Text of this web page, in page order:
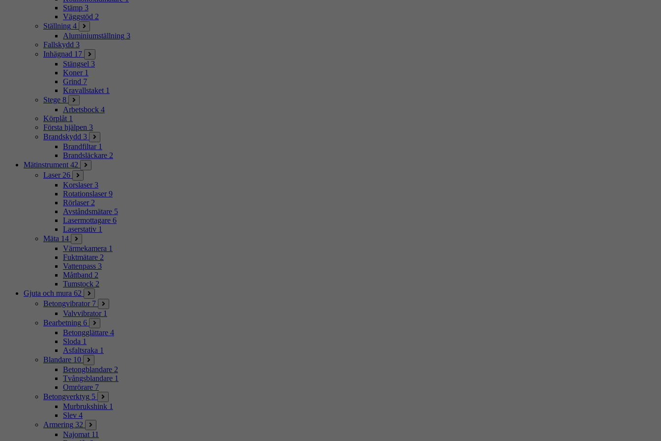
Stämp 3
Väggstöd 2
Ställning 4
Aluminiumställning 3
Fallskydd 3
Inhägnad 17
Stängsel 3
Koner 1
Grind 7
Kravallstaket 1
Stege 8
Arbetsbock 4
Körplåt 1
Första hjälpen 3
Brandskydd 3
Brandfiltar 1
Brandsläckare 2
Mätinstrument 42
Laser 26
Korslaser 3
Rotationslaser 9
Rörlaser 2
Avståndsmätare 5
Lasermottagare 6
Laserstativ 1
Mäta 14
Värmekamera 1
Fuktmätare 2
Vattenpass 3
Måttband 2
Tumstock 2
Gjuta och mura 62
Betongvibrator 7
Valvvibrator 1
Bearbetning 6
Betongglättare 4
Sloda 1
Asfaltsraka 1
Blandare 10
Betongblandare 2
Tvångsblandare 1
Omrörare 7
Betongverktyg 5
Murbrukshink 1
Slev 4
Armering 32
Najomat 11